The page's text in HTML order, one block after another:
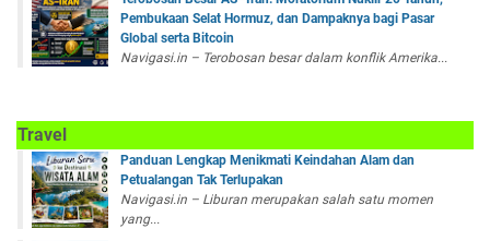
Pembukaan Selat Hormuz, dan Dampaknya bagi Pasar
Global serta Bitcoin
Navigasi.in – Terobosan besar dalam konflik Amerika...
Travel
Panduan Lengkap Menikmati Keindahan Alam dan
Petualangan Tak Terlupakan
Navigasi.in – Liburan merupakan salah satu momen
yang...